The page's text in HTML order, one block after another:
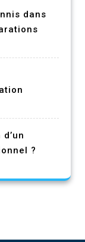
dans
?